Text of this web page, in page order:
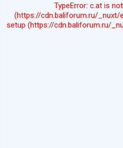
TypeError: c.at is
(https://cdn.baliforum.ru/_nuxt/
setup (https://cdn.baliforum.ru/